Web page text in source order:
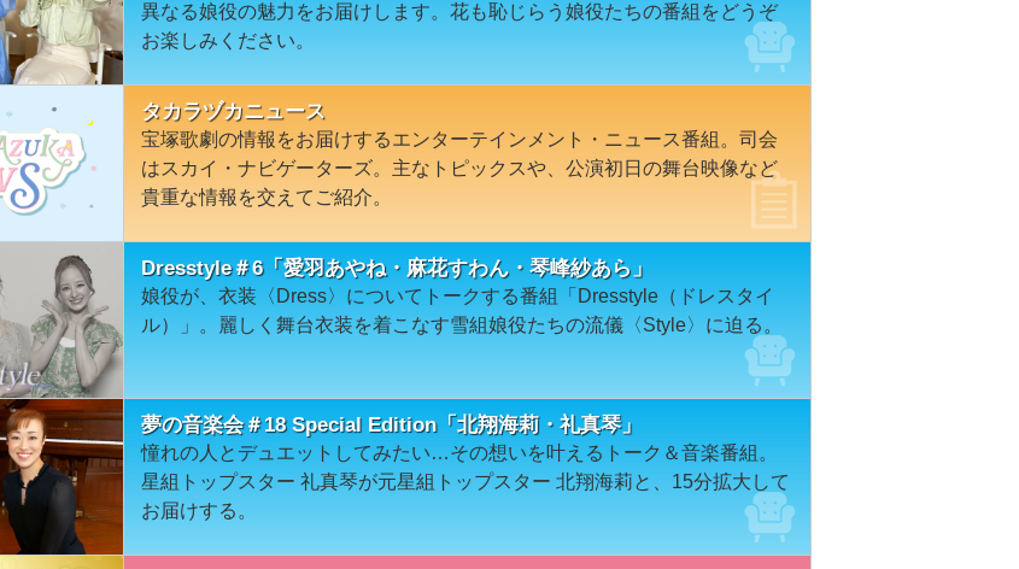
異なる娘役の魅力をお届けします。花も恥じらう娘役たちの番組をどうぞ
お楽しみください。
タカラヅカニュース
宝塚歌劇の情報をお届けするエンターテインメント・ニュース番組。司会
はスカイ・ナビゲーターズ。主なトピックスや、公演初日の舞台映像など
貴重な情報を交えてご紹介。
Dresstyle＃6「愛羽あやね・麻花すわん・琴峰紗あら」
娘役が、衣装〈Dress〉についてトークする番組「Dresstyle（ドレスタイ
ル）」。麗しく舞台衣装を着こなす雪組娘役たちの流儀〈Style〉に迫る。
夢の音楽会＃18 Special Edition「北翔海莉・礼真琴」
憧れの人とデュエットしてみたい…その想いを叶えるトーク＆音楽番組。
星組トップスター 礼真琴が元星組トップスター 北翔海莉と、15分拡大して
お届けする。